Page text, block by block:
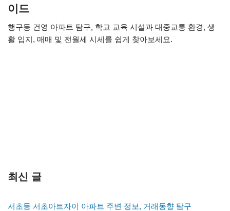
이드
행구동 건영 아파트 탐구, 학교 교육 시설과 대중교통 환경, 생
활 입지, 매매 및 전월세 시세를 쉽게 찾아보세요.
최신 글
서초동 서초아트자이 아파트 주변 정보, 거래동향 탐구